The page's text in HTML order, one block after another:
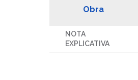
Obra
NOTA
EXPLICATIVA